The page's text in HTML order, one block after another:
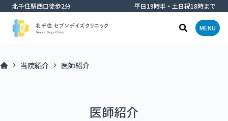
北千住駅西口徒歩2分 平日19時半・土日祝18時まで
検索窓オー
メニ
MENU
当院紹介 医師紹介
医師紹介